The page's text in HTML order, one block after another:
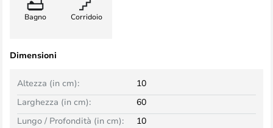
Bagno Corridoio
Dimensioni
Larghezza (in cm): 60
Altezza (in cm): 10
Lungo / Profondità (in cm): 10